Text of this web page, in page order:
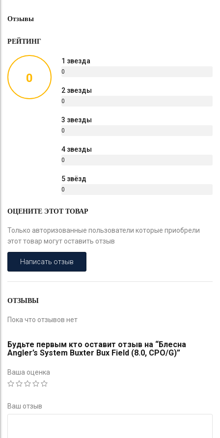
Отзывы
РЕЙТИНГ
0
1 звезда
0
2 звезды
0
3 звезды
0
4 звезды
0
5 звёзд
0
ОЦЕНИТЕ ЭТОТ ТОВАР
Только авторизованные пользователи которые приобрели
этот товар могут оставить отзыв
Написать отзыв
ОТЗЫВЫ
Пока что отзывов нет
Будьте первым кто оставит отзыв на “Блесна
Angler’s System Buxter Bux Field (8.0, CPO/G)”
Ваша оценка
Ваш отзыв